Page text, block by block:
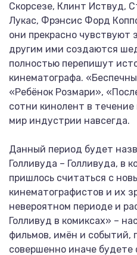
Скорсезе, Клинт Иствуд,
Лукас, Фрэнсис Форд
они прекрасно чувствуют
другим ими создаются
полностью перепишут
кинематографа.
«Ребёнок Розмари»,
сотни кинолент в
мир индустрии навсегда.
Данный период будет
Голливуда – Голливуда, в
пришлось считаться с
кинематографистов и их
невероятном периоде и
Голливуд в комиксах» –
фильмов, имён и событий,
совершенно иначе будете